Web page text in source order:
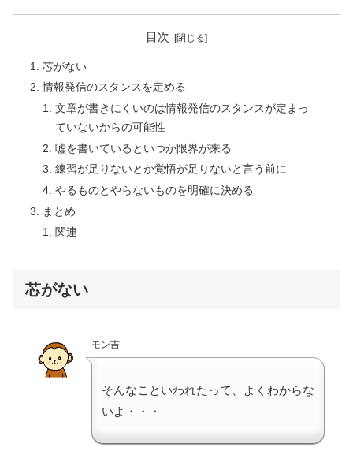
目次
芯がない
情報発信のスタンスを定める
文章が書きにくいのは情報発信のスタンスが定まっ
ていないからの可能性
嘘を書いているといつか限界が来る
練習が足りないとか覚悟が足りないと言う前に
やるものとやらないものを明確に決める
まとめ
関連
芯がない
モン吉
そんなこといわれたって、よくわからな
いよ・・・